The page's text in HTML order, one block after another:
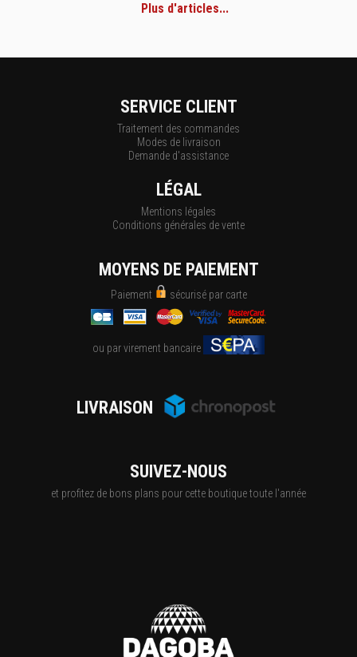
Plus d'articles...
SERVICE CLIENT
Traitement des commandes
Modes de livraison
Demande d'assistance
LÉGAL
Mentions légales
Conditions générales de vente
MOYENS DE PAIEMENT
Paiement sécurisé par carte
ou par virement bancaire
LIVRAISON
SUIVEZ-NOUS
et profitez de bons plans pour cette boutique toute l'année